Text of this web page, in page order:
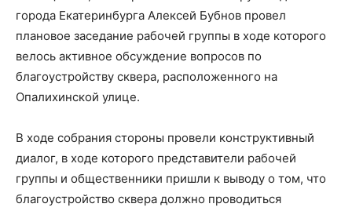
города Екатеринбурга Алексей Бубнов провел
плановое заседание рабочей группы в ходе которого
велось активное обсуждение вопросов по
благоустройству сквера, расположенного на
Опалихинской улице.
В ходе собрания стороны провели конструктивный
диалог, в ходе которого представители рабочей
группы и общественники пришли к выводу о том, что
благоустройство сквера должно проводиться